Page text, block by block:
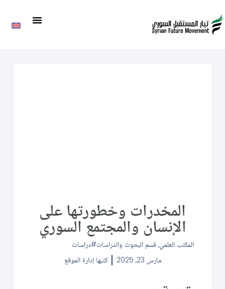
المخدرات وخطورتها على
الإنسان والمجتمع السوري
المكتب العلمي, قسم البحوث والدراسات دراسات
مارس 23, 2025
كتبها إدارة الموقع